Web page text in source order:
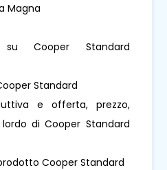
Magna
su Cooper Standard
Standard
e offerta, prezzo,
di Cooper Standard
Cooper Standard